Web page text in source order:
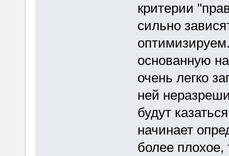
критерии
сильно
основанную
очень легко
ней
будут
начинает
более плохое,